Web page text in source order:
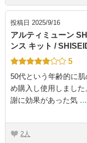
投稿日 2025/9/16
アルティミューン
ンス キット /
5
50代という年齢的に
め購入し使用しまし
謝に効果があった気 …
2